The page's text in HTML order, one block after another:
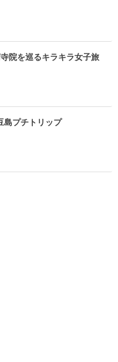
院を巡るキラキラ女子旅
島プチトリップ